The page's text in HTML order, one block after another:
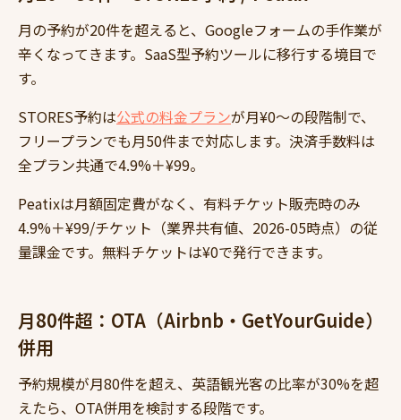
月の予約が20件を超えると、Googleフォームの手作業が
辛くなってきます。SaaS型予約ツールに移行する境目で
す。
STORES予約は公式の料金プランが月¥0〜の段階制で、
フリープランでも月50件まで対応します。決済手数料は
全プラン共通で4.9%＋¥99。
Peatixは月額固定費がなく、有料チケット販売時のみ
4.9%＋¥99/チケット（業界共有値、2026-05時点）の従
量課金です。無料チケットは¥0で発行できます。
月80件超：OTA（Airbnb・GetYourGuide）
併用
予約規模が月80件を超え、英語観光客の比率が30%を超
えたら、OTA併用を検討する段階です。